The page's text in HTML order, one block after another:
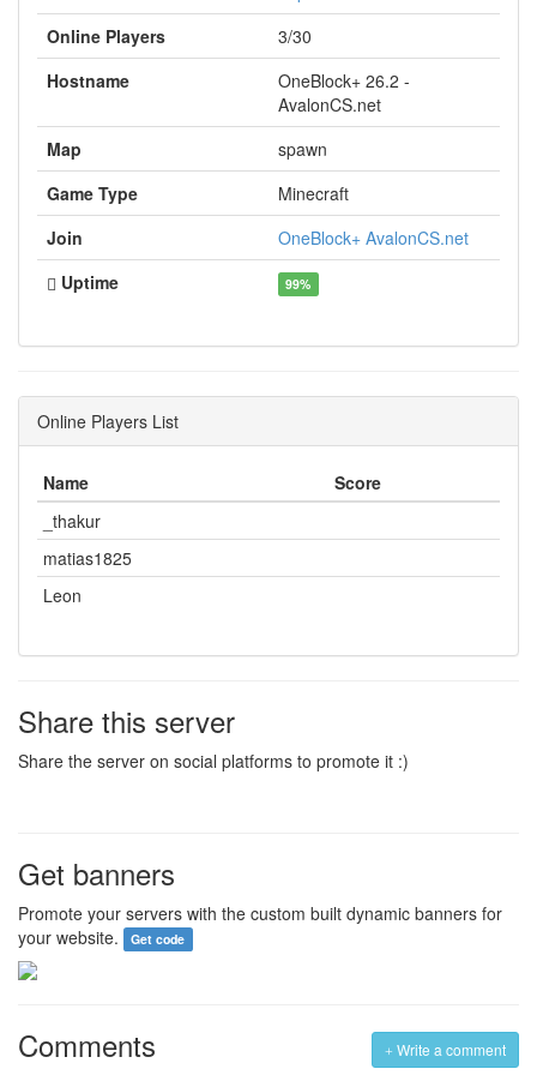
Online Players
3/30
Hostname
OneBlock+ 26.2 -
AvalonCS.net
Map
spawn
Game Type
Minecraft
Join
OneBlock+ AvalonCS.net
Uptime
99%
Online Players List
Name
Score
_thakur
matias1825
Leon
Share this server
Share the server on social platforms to promote it :)
Get banners
Promote your servers with the custom built dynamic banners for
your website.
Get code
Comments Write a comment